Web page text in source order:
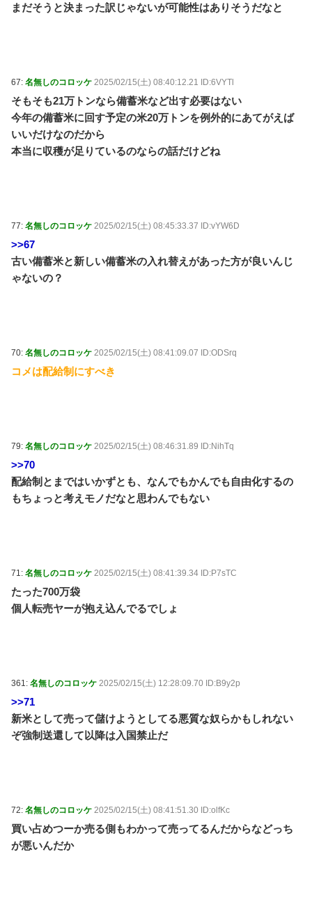
まだそうと決まった訳じゃないが可能性はありそうだなと
67: 名無しのコロッケ 2025/02/15(土) 08:40:12.21 ID:6VYTl
そもそも21万トンなら備蓄米など出す必要はない
今年の備蓄米に回す予定の米20万トンを例外的にあてがえば
いいだけなのだから
本当に収穫が足りているのならの話だけどね
77: 名無しのコロッケ 2025/02/15(土) 08:45:33.37 ID:vYW6D
>>67
古い備蓄米と新しい備蓄米の入れ替えがあった方が良いんじ
ゃないの？
70: 名無しのコロッケ 2025/02/15(土) 08:41:09.07 ID:ODSrq
コメは配給制にすべき
79: 名無しのコロッケ 2025/02/15(土) 08:46:31.89 ID:NihTq
>>70
配給制とまではいかずとも、なんでもかんでも自由化するの
もちょっと考えモノだなと思わんでもない
71: 名無しのコロッケ 2025/02/15(土) 08:41:39.34 ID:P7sTC
たった700万袋
個人転売ヤーが抱え込んでるでしょ
361: 名無しのコロッケ 2025/02/15(土) 12:28:09.70 ID:B9y2p
>>71
新米として売って儲けようとしてる悪質な奴らかもしれない
ぞ強制送還して以降は入国禁止だ
72: 名無しのコロッケ 2025/02/15(土) 08:41:51.30 ID:olfKc
買い占めつーか売る側もわかって売ってるんだからなどっち
が悪いんだか